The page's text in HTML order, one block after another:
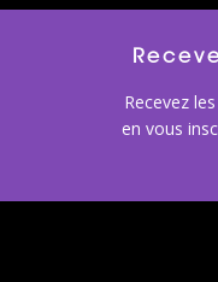
Recevez
en vous